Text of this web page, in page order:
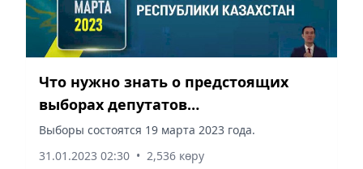
Что нужно знать о предстоящих
выборах депутатов
Мажилиса Парламента РК
Выборы состоятся 19 марта 2023 года.
31.01.2023 02:30 • 2,536 көру